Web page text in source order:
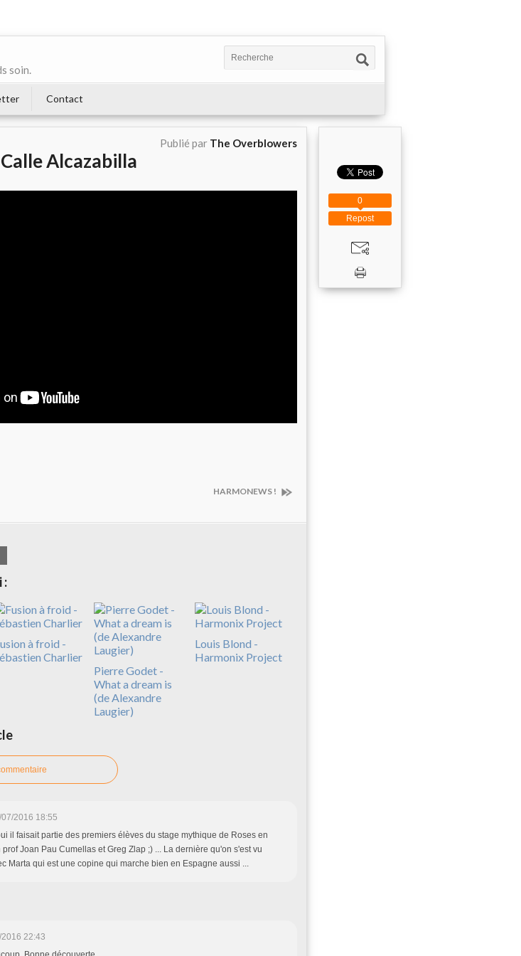
soin.
Contact
Publié par The Overblowers
Alcazabilla
HARMONEWS !
:
à froid -
Charlier
Pierre Godet -
What a dream is
(de Alexandre
Laugier)
Louis Blond -
Harmonix Project
2016 18:55
il faisait partie des premiers élèves du stage mythique de Roses en
prof Joan Pau Cumellas et Greg Zlap ;) ... La dernière qu'on s'est vu
Marta qui est une copine qui marche bien en Espagne aussi ...
22:43
Repost
0